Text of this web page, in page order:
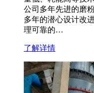
公司多年先进的磨
多年的潜心设计改
理可靠的…
了解详情